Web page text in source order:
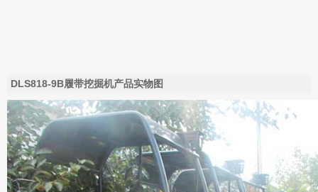
DLS818-9B履带挖掘机产品实物图